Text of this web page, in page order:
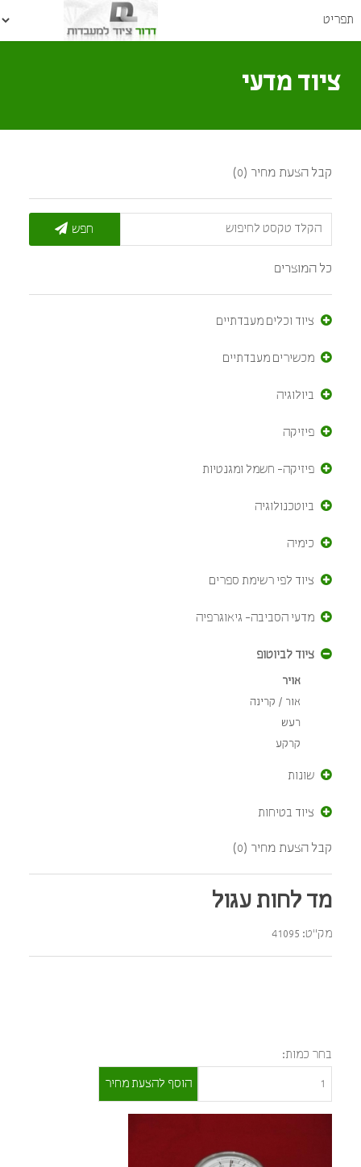
ציוד מדעי
קבל הצעת מחיר (0)
חפש
כל המוצרים
ציוד וכלים מעבדתיים
מכשירים מעבדתיים
ביולוגיה
פיזיקה
פיזיקה- חשמל ומגנטיות
ביוטכנולוגיה
כימיה
ציוד לפי רשימת ספרים
מדעי הסביבה- גיאוגרפיה
ציוד לביוטופ
אויר
אור / קרינה
רעש
קרקע
שונות
ציוד בטיחות
קבל הצעת מחיר (0)
מד לחות עגול
מק"ט: 41095
בחר כמות: